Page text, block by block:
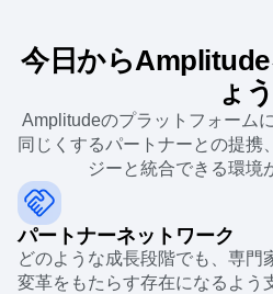
今日から
ょう
Amplitudeのプラットフォーム
同じくするパートナーとの提携
ジーと統合できる環境
パートナーネットワーク
どのような成長段階でも、専門
変革をもたらす存在になるよう